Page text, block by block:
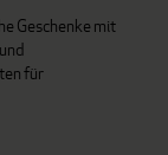
Geschenke mit
für